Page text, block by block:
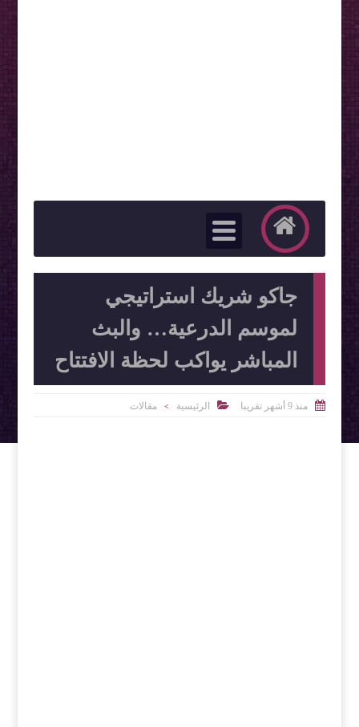
جاكو شريك استراتيجي
لموسم الدرعية… والبث
المباشر يواكب لحظة الافتتاح
 منذ 9 أشهر تقريبا  الرئيسية > مقالات